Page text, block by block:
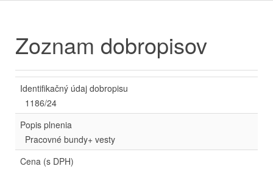
Zoznam dobropisov
Identifikačný údaj dobropisu
1186/24
Popis plnenia
Pracovné bundy+ vesty
Cena (s DPH)